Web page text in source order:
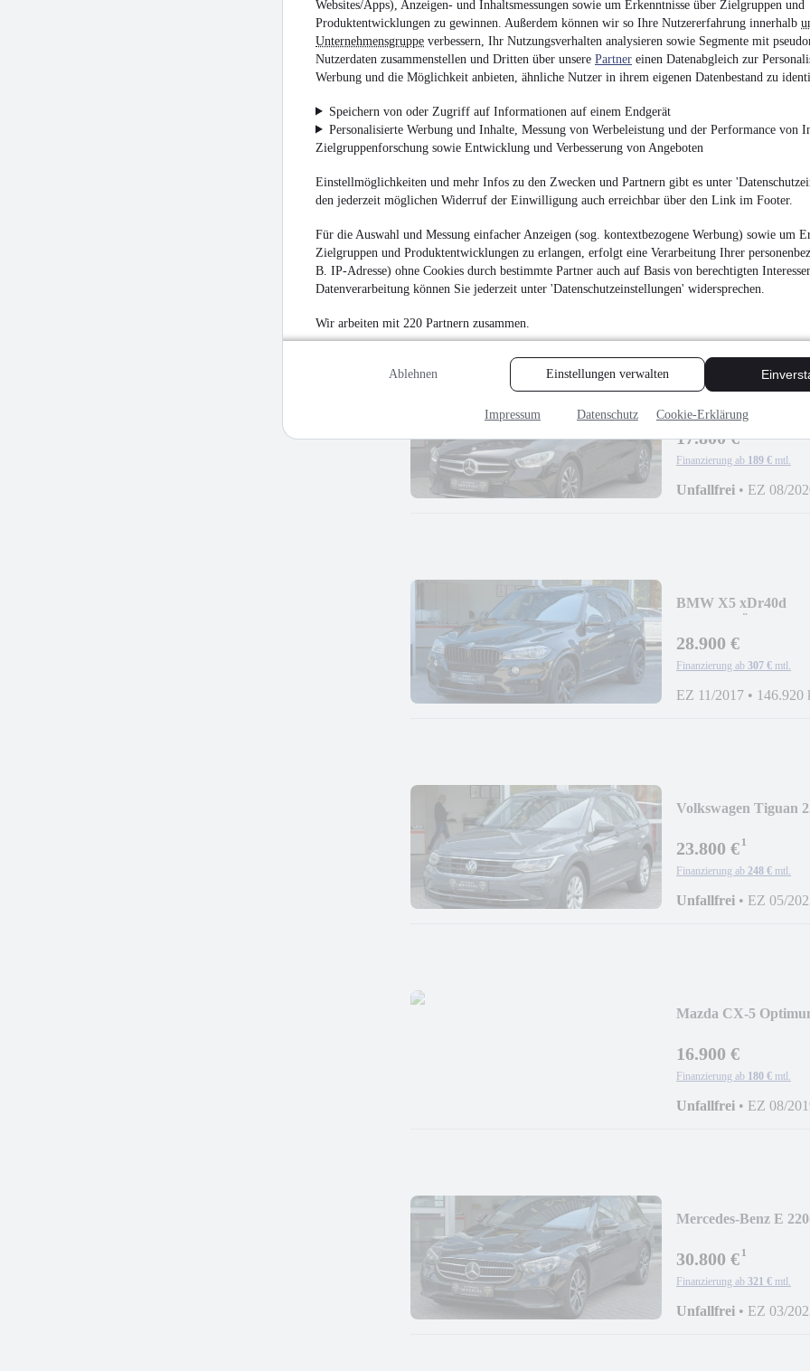
Websites/Apps), Anzeigen- und Inhaltsmessungen sowie um Erkenntnisse über Zielgruppen und
Produktentwicklungen zu gewinnen. Außerdem können wir so Ihre Nutzererfahrung innerhalb
Unternehmensgruppe verbessern, Ihr Nutzungsverhalten analysieren sowie Segmente mit
Nutzerdaten zusammenstellen und Dritten über unsere Partner einen Datenabgleich zur
Werbung und die Möglichkeit anbieten, ähnliche Nutzer in ihrem eigenen Datenbestand zu
Speichern von oder Zugriff auf Informationen auf einem Endgerät
Personalisierte Werbung und Inhalte, Messung von Werbeleistung und der Performance von
Zielgruppenforschung sowie Entwicklung und Verbesserung von Angeboten
Einstellmöglichkeiten und mehr Infos zu den Zwecken und Partnern gibt es unter
den jederzeit möglichen Widerruf der Einwilligung auch erreichbar über den Link im Footer.
Für die Auswahl und Messung einfacher Anzeigen (sog. kontextbezogene Werbung) sowie um
Zielgruppen und Produktentwicklungen zu erlangen, erfolgt eine Verarbeitung Ihrer
B. IP-Adresse) ohne Cookies durch bestimmte Partner auch auf Basis von berechtigten
Datenverarbeitung können Sie jederzeit unter 'Datenschutzeinstellungen' widersprechen.
Wir arbeiten mit 220 Partnern zusammen.
Ablehnen Einstellungen verwalten
Impressum Datenschutz Cookie-Erklärung
24.700 €
Finanzierung ab 257 € mtl.
Unfallfrei•EZ 04/
Audi A6 40 TDI
26.800 €¹
Finanzierung ab 279 € mtl.
EZ 12/2020•109.203
17.800 €
Finanzierung ab 189 € mtl.
Unfallfrei • EZ 08/
BMW X5 xDr40d
28.900 €
Finanzierung ab 307 € mtl.
EZ 11/2017 • 146.920
Volkswagen Tiguan
23.800 €¹
Finanzierung ab 248 € mtl.
Unfallfrei • EZ 05/
Mazda CX-5
16.900 €
Finanzierung ab 180 € mtl.
Unfallfrei • EZ 08/
Mercedes-Benz E
30.800 €¹
Finanzierung ab 321 € mtl.
Unfallfrei • EZ 03/